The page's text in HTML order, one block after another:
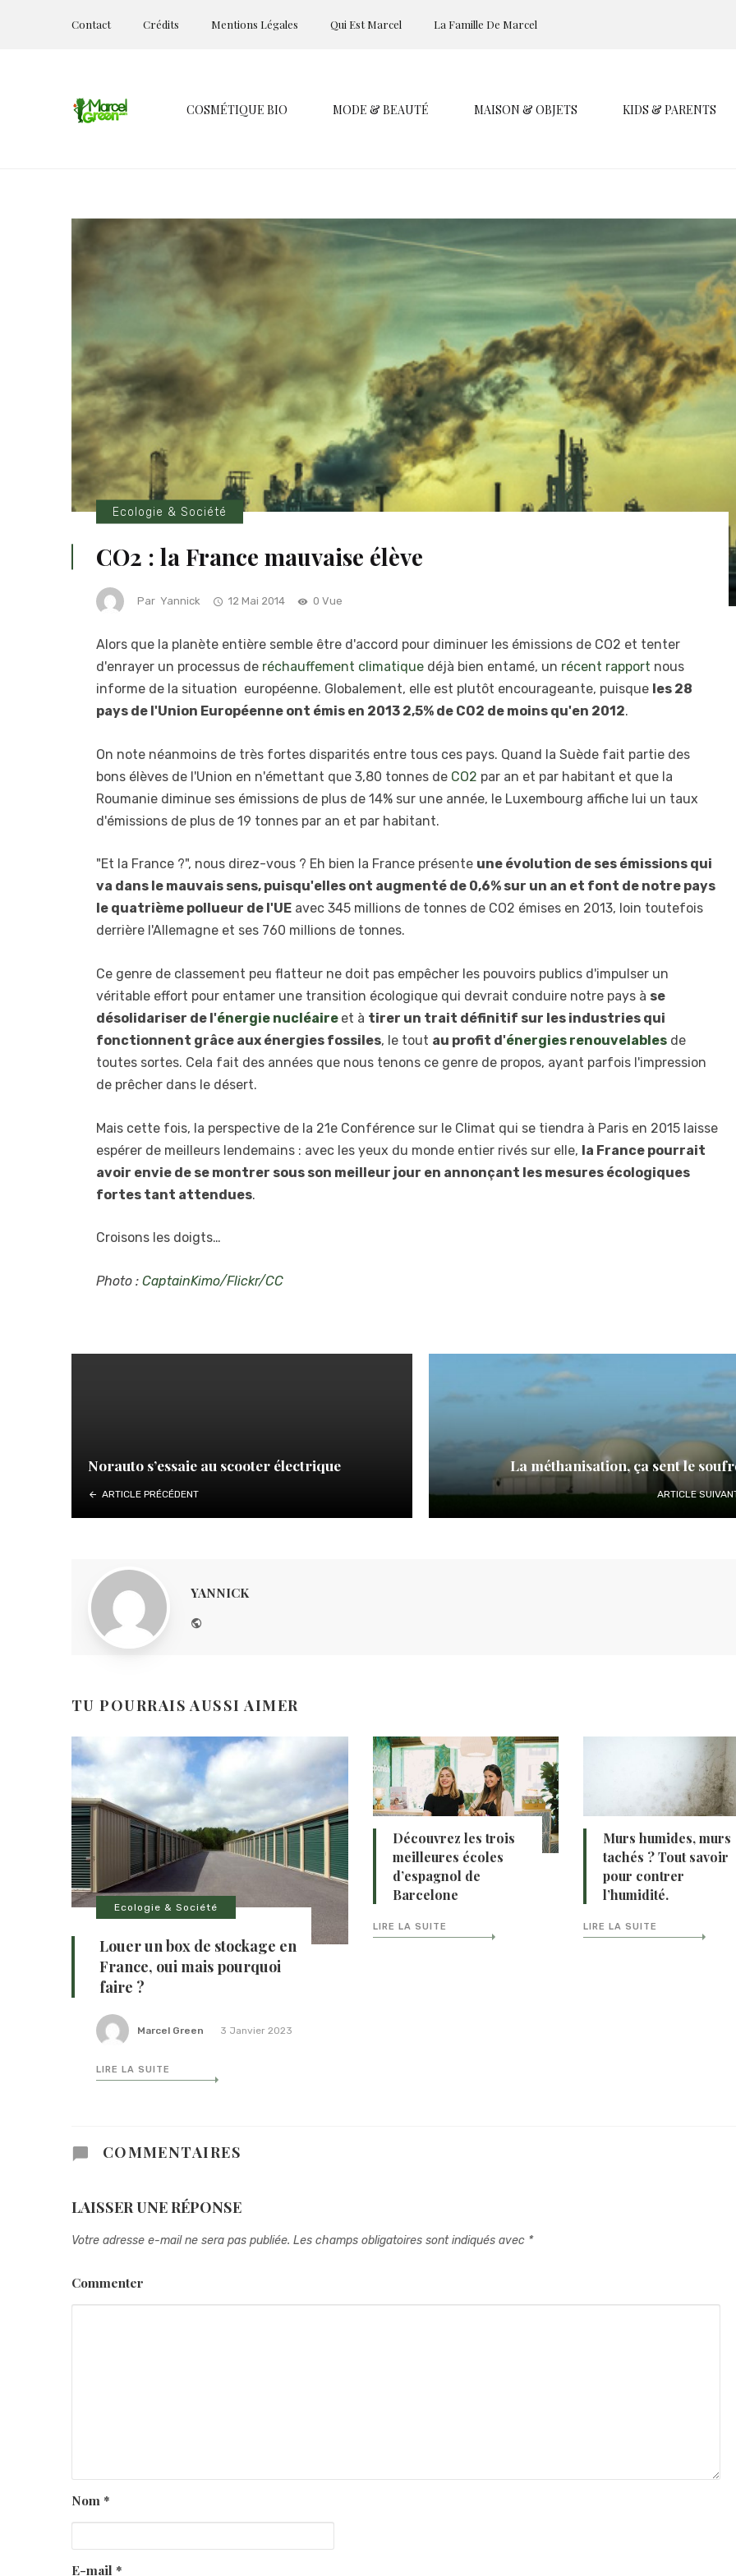
Contact Crédits Mentions Légales Qui Est Marcel La Famille De Marcel
COSMÉTIQUE BIO MODE & BEAUTÉ MAISON & OBJETS KIDS & PARENTS
Ecologie & Société
CO2 : la France mauvaise élève
Par Yannick 12 Mai 2014 0 Vue
Alors que la planète entière semble être d'accord pour diminuer les émissions de CO2 et tenter
d'enrayer un processus de réchauffement climatique déjà bien entamé, un récent rapport nous
informe de la situation européenne. Globalement, elle est plutôt encourageante, puisque les 28
pays de l'Union Européenne ont émis en 2013 2,5% de CO2 de moins qu'en 2012.
On note néanmoins de très fortes disparités entre tous ces pays. Quand la Suède fait partie des
bons élèves de l'Union en n'émettant que 3,80 tonnes de CO2 par an et par habitant et que la
Roumanie diminue ses émissions de plus de 14% sur une année, le Luxembourg affiche lui un taux
d'émissions de plus de 19 tonnes par an et par habitant.
"Et la France ?", nous direz-vous ? Eh bien la France présente une évolution de ses émissions qui
va dans le mauvais sens, puisqu'elles ont augmenté de 0,6% sur un an et font de notre pays
le quatrième pollueur de l'UE avec 345 millions de tonnes de CO2 émises en 2013, loin toutefois
derrière l'Allemagne et ses 760 millions de tonnes.
Ce genre de classement peu flatteur ne doit pas empêcher les pouvoirs publics d'impulser un
véritable effort pour entamer une transition écologique qui devrait conduire notre pays à se
désolidariser de l'énergie nucléaire et à tirer un trait définitif sur les industries qui
fonctionnent grâce aux énergies fossiles, le tout au profit d'énergies renouvelables de
toutes sortes. Cela fait des années que nous tenons ce genre de propos, ayant parfois l'impression
de prêcher dans le désert.
Mais cette fois, la perspective de la 21e Conférence sur le Climat qui se tiendra à Paris en 2015 laisse
espérer de meilleurs lendemains : avec les yeux du monde entier rivés sur elle, la France pourrait
avoir envie de se montrer sous son meilleur jour en annonçant les mesures écologiques
fortes tant attendues.
Croisons les doigts…
Photo : CaptainKimo/Flickr/CC
Norauto s’essaie au scooter électrique
ARTICLE PRÉCÉDENT
La méthanisation, ça sent le
ARTICLE
YANNICK
TU POURRAIS AUSSI AIMER
Ecologie & Société
Louer un box de stockage en
France, oui mais pourquoi
faire ?
Marcel Green 3 Janvier 2023
LIRE LA SUITE
Découvrez les trois
meilleures écoles
d’espagnol de
Barcelone
LIRE LA SUITE
Murs humides, murs
tachés ? Tout savoir
pour contrer
l’humidité.
LIRE LA SUITE
COMMENTAIRES
LAISSER UNE RÉPONSE
Votre adresse e-mail ne sera pas publiée. Les champs obligatoires sont indiqués avec *
Commenter
Nom *
E-mail *